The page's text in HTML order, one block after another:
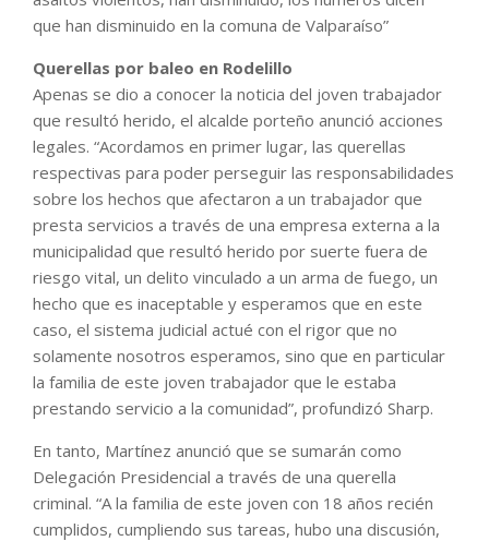
que han disminuido en la comuna de Valparaíso”
Querellas por baleo en Rodelillo
Apenas se dio a conocer la noticia del joven trabajador
que resultó herido, el alcalde porteño anunció acciones
legales. “Acordamos en primer lugar, las querellas
respectivas para poder perseguir las responsabilidades
sobre los hechos que afectaron a un trabajador que
presta servicios a través de una empresa externa a la
municipalidad que resultó herido por suerte fuera de
riesgo vital, un delito vinculado a un arma de fuego, un
hecho que es inaceptable y esperamos que en este
caso, el sistema judicial actué con el rigor que no
solamente nosotros esperamos, sino que en particular
la familia de este joven trabajador que le estaba
prestando servicio a la comunidad”, profundizó Sharp.
En tanto, Martínez anunció que se sumarán como
Delegación Presidencial a través de una querella
criminal. “A la familia de este joven con 18 años recién
cumplidos, cumpliendo sus tareas, hubo una discusión,